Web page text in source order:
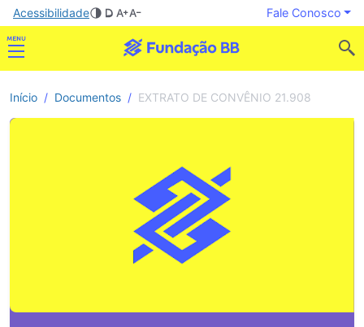
Acessibilidade Fale Conosco
Início Documentos EXTRATO DE CONVÊNIO 21.908